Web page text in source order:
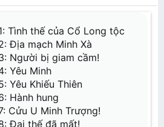
Huyễn
rụng
lục
sư
lão giả
Tình thế của Cổ Long tộc
Địa mạch Minh Xà
Người bị giam cầm!
Yêu Minh
Yêu Khiếu Thiên
Hành hung
Cửu U Minh Trượng!
Đại thế đã mất!